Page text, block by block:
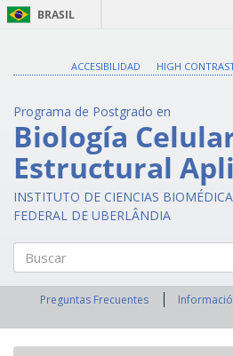
BRASIL
ACCESIBILIDAD
HIGH
Programa de Postgrado en
Biología
Estructural
INSTITUTO DE CIENCIAS
FEDERAL DE UBERLÂNDIA
Buscar
Preguntas Frecuentes